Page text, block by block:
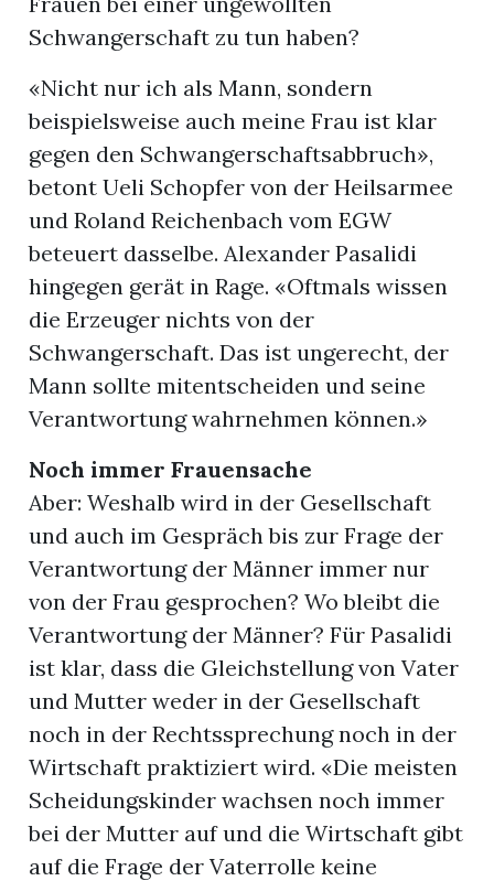
Schwangerschaft zu tun haben?
«Nicht nur ich als Mann, sondern
beispielsweise auch meine Frau ist klar
gegen den Schwangerschaftsabbruch»,
betont Ueli Schopfer von der Heilsarmee
und Roland Reichenbach vom EGW
beteuert dasselbe. Alexander Pasalidi
hingegen gerät in Rage. «Oftmals wissen
die Erzeuger nichts von der
Schwangerschaft. Das ist ungerecht, der
Mann sollte mitentscheiden und seine
Verantwortung wahrnehmen können.»
Noch immer Frauensache
Aber: Weshalb wird in der Gesellschaft
und auch im Gespräch bis zur Frage der
Verantwortung der Männer immer nur
von der Frau gesprochen? Wo bleibt die
Verantwortung der Männer? Für Pasalidi
ist klar, dass die Gleichstellung von Vater
und Mutter weder in der Gesellschaft
noch in der Rechtssprechung noch in der
Wirtschaft praktiziert wird. «Die meisten
Scheidungskinder wachsen noch immer
bei der Mutter auf und die Wirtschaft gibt
auf die Frage der Vaterrolle keine